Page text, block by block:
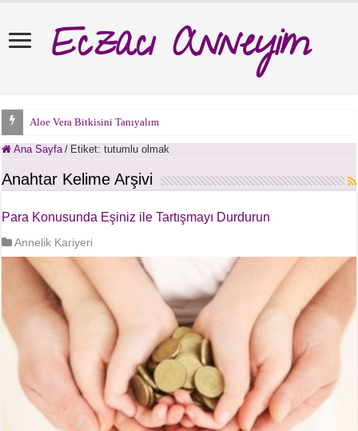
Eczacı Anneyim
Aloe Vera Bitkisini Tanıyalım
Ana Sayfa / Etiket:tutumlu olmak
Anahtar Kelime Arşivi
Para Konusunda Eşiniz ile Tartışmayı Durdurun
Annelik Kariyeri